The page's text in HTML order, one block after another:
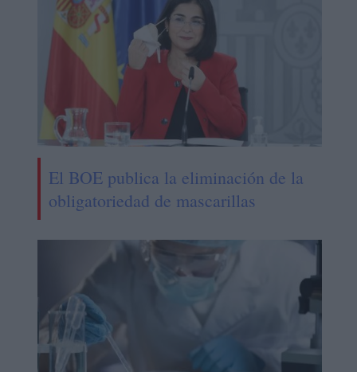
El BOE publica la eliminación de la
obligatoriedad de mascarillas